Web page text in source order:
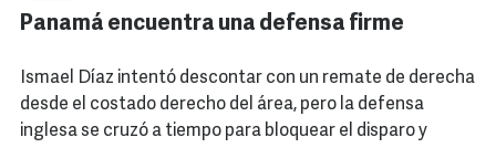
Panamá encuentra una defensa firme
Ismael Díaz intentó descontar con un remate de derecha
desde el costado derecho del área, pero la defensa
inglesa se cruzó a tiempo para bloquear el disparo y